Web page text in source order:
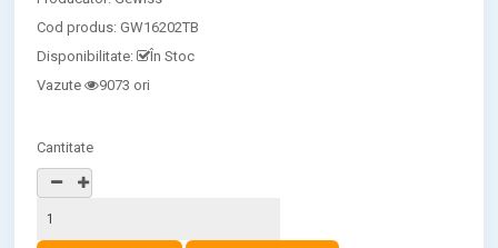
Cod produs:GW16202TB
Disponibilitate:
În Stoc
Vazute
9073 ori
Cantitate